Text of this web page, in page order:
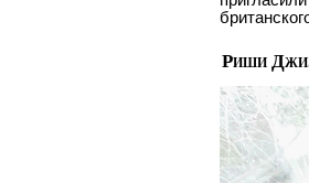
Риши Джи.